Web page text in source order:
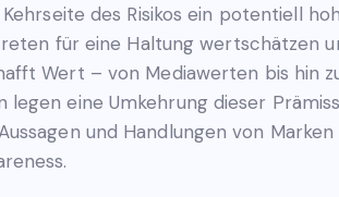
des Risikos ein potentiell
für eine Haltung wertschätzen
Wert – von Mediawerten bis hin
legen eine Umkehrung dieser
und Handlungen von